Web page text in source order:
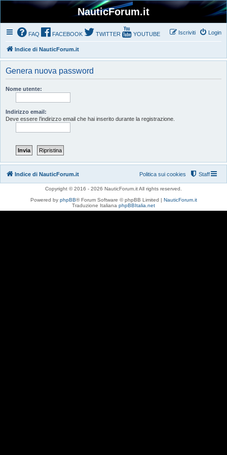
NauticForum.it
FAQ FACEBOOK TWITTER YOUTUBE Login
Iscriviti
Indice di NauticForum.it
Genera nuova password
Nome utente:
Indirizzo email:
Deve essere l’indirizzo email che hai inserito durante la registrazione.
Indice di NauticForum.it Staff
Politica sui cookies
Copyright © 2016 - 2026 NauticForum.it All rights reserved.
Powered by phpBB® Forum Software © phpBB Limited | NauticForum.it
Traduzione Italiana phpBBItalia.net